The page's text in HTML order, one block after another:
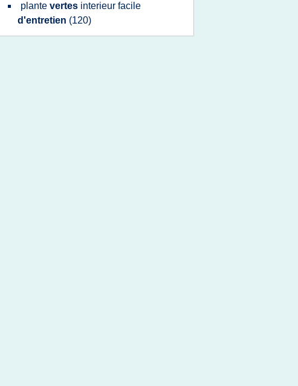
plante vertes interieur facile
d'entretien (120)